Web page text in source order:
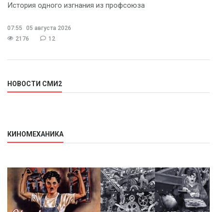
История одного изгнания из профсоюза
07:55
05 августа 2026
2176
12
НОВОСТИ СМИ2
КИНОМЕХАНИКА